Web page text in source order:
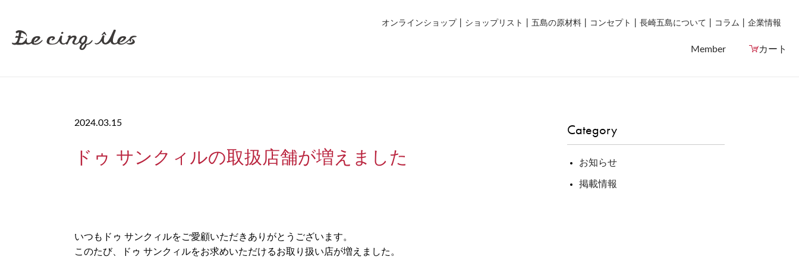
オンラインショップ ショップリスト 五島の原材料 コンセプト 長崎五島について コラム 企業情報
Member カート
2024.03.15
ドゥ サンクィルの取扱店舗が増えました
いつもドゥ サンクィルをご愛顧いただきありがとうございます。
このたび、ドゥ サンクィルをお求めいただけるお取り扱い店が増えました。
Category
お知らせ
掲載情報